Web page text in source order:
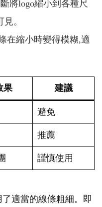
將logo縮小到各種尺
。
在縮小時變得模糊,適
果 建議
避免
推薦
謹慎使用
適當的線條粗細。即